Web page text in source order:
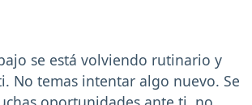
se está volviendo rutinario y
No temas intentar algo nuevo. Se